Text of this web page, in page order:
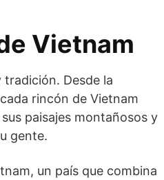
Vietnam
Desde la
rincón de Vietnam
paisajes montañosos y
gente.
un país que combina